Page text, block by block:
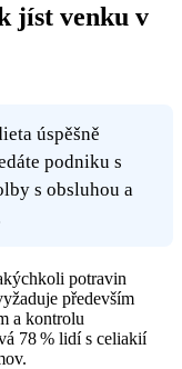
jíst venku v
úspěšně
podniku s
s obsluhou a
potravin
především
a kontrolu
78 % lidí s celiakií